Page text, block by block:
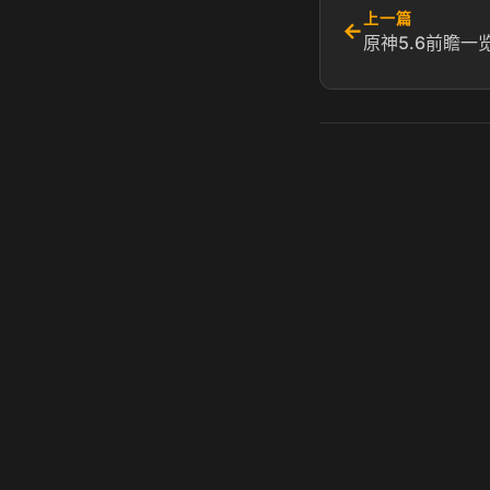
← 上一篇
原神5.6前瞻一